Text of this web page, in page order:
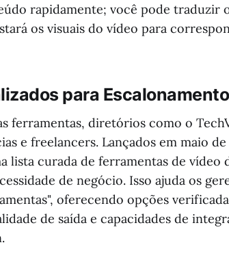
rapidamente; você pode traduzir
os visuais do vídeo para
para
ferramentas, diretórios como o
e freelancers. Lançados em maio de
lista curada de ferramentas de vídeo
de negócio. Isso ajuda os
oferecendo opções
de saída e capacidades de